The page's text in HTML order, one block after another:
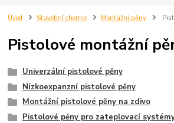
Úvod Stavební chemie Montážní pěny
Pistolové montážní
Univerzální pistolové pěny
Nízkoexpanzní pistolové pěny
Montážní pistolové pěny na zdivo
Pistolové pěny pro zateplovací